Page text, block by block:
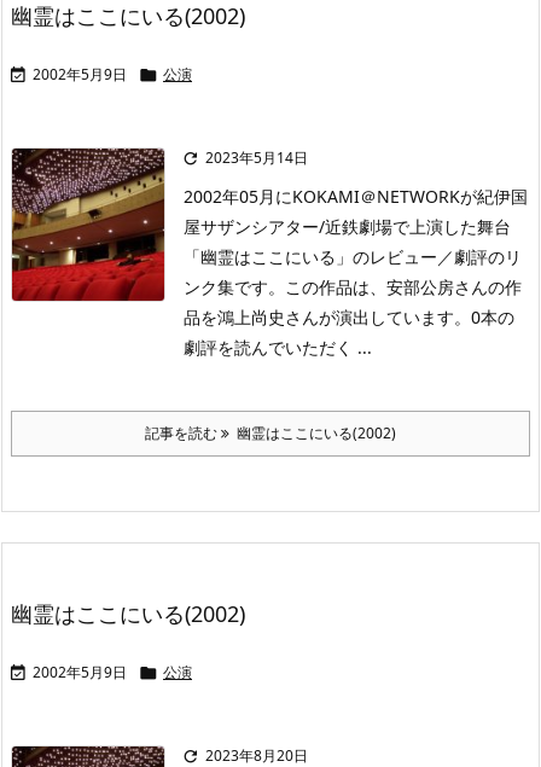
幽霊はここにいる(2002)
 2002年5月9日  公演
 2023年5月14日
2002年05月にKOKAMI＠NETWORKが紀伊国
屋サザンシアター/近鉄劇場で上演した舞台
「幽霊はここにいる」のレビュー／劇評のリ
ンク集です。この作品は、安部公房さんの作
品を鴻上尚史さんが演出しています。0本の
劇評を読んでいただく ...
記事を読む 幽霊はここにいる(2002)
幽霊はここにいる(2002)
 2002年5月9日  公演
 2023年8月20日